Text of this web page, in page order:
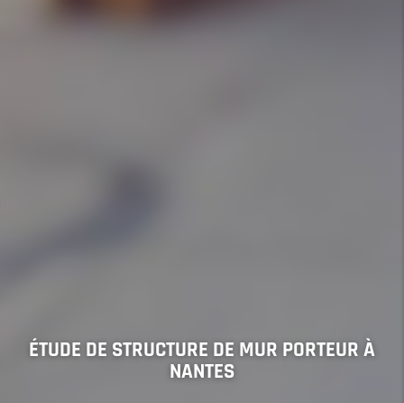
ÉTUDE DE STRUCTURE DE MUR PORTEUR À
NANTES